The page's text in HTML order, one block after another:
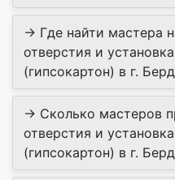
→ Где найти мастера
отверстия и
(гипсокартон) в г.
→ Сколько мастеров
отверстия и
(гипсокартон) в г.